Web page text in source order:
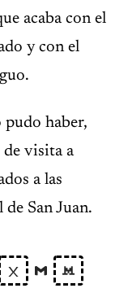
acaba con el
y con el
pudo haber,
de visita a
a las
San Juan.